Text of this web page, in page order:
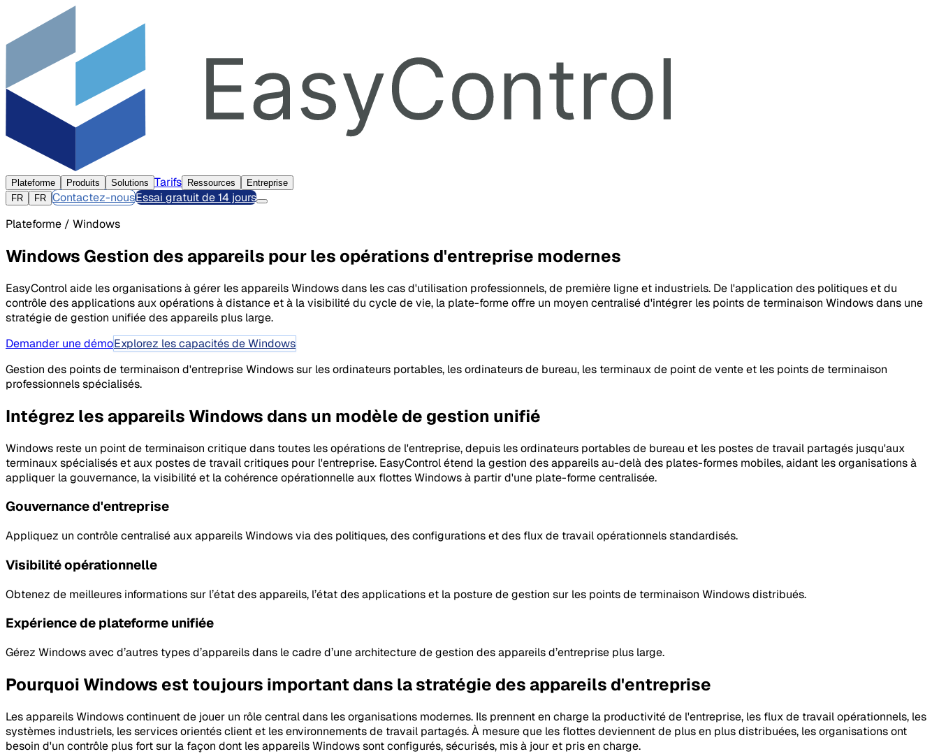
Plateforme Produits Solutions Tarifs Ressources
Entreprise
FR
FR Contactez-nousEssai gratuit de 14 jours
Plateforme / Windows
Windows Gestion des appareils pour les opérations d'entreprise modernes
EasyControl aide les organisations à gérer les appareils Windows dans les cas d'utilisation professionnels, de première ligne et industriels. De l'application des politiques et du
contrôle des applications aux opérations à distance et à la visibilité du cycle de vie, la plate-forme offre un moyen centralisé d'intégrer les points de terminaison Windows dans une
stratégie de gestion unifiée des appareils plus large.
Demander une démoExplorez les capacités de Windows
Gestion des points de terminaison d'entreprise Windows sur les ordinateurs portables, les ordinateurs de bureau, les terminaux de point de vente et les points de terminaison
professionnels spécialisés.
Intégrez les appareils Windows dans un modèle de gestion unifié
Windows reste un point de terminaison critique dans toutes les opérations de l'entreprise, depuis les ordinateurs portables de bureau et les postes de travail partagés jusqu'aux
terminaux spécialisés et aux postes de travail critiques pour l'entreprise. EasyControl étend la gestion des appareils au-delà des plates-formes mobiles, aidant les organisations à
appliquer la gouvernance, la visibilité et la cohérence opérationnelle aux flottes Windows à partir d'une plate-forme centralisée.
Gouvernance d'entreprise
Appliquez un contrôle centralisé aux appareils Windows via des politiques, des configurations et des flux de travail opérationnels standardisés.
Visibilité opérationnelle
Obtenez de meilleures informations sur l’état des appareils, l’état des applications et la posture de gestion sur les points de terminaison Windows distribués.
Expérience de plateforme unifiée
Gérez Windows avec d’autres types d’appareils dans le cadre d’une architecture de gestion des appareils d’entreprise plus large.
Pourquoi Windows est toujours important dans la stratégie des appareils d'entreprise
Les appareils Windows continuent de jouer un rôle central dans les organisations modernes. Ils prennent en charge la productivité de l'entreprise, les flux de travail opérationnels, les
systèmes industriels, les services orientés client et les environnements de travail partagés. À mesure que les flottes deviennent de plus en plus distribuées, les organisations ont
besoin d'un contrôle plus fort sur la façon dont les appareils Windows sont configurés, sécurisés, mis à jour et pris en charge.